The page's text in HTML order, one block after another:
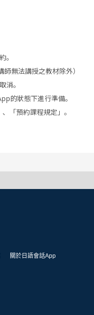
。
無法講授之教材除外）
消。
的狀態下進行準備。
「預約課程規定」。
關於日語會話App